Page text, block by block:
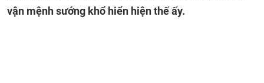
vận mệnh sướng khổ hiển hiện thế ấy.